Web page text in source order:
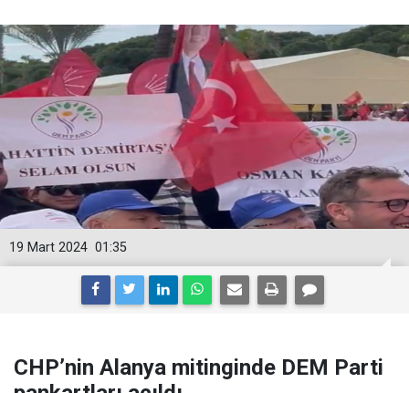
01:35
19 Mart 2024
CHP’nin Alanya mitinginde DEM Parti